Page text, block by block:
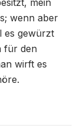
mein
wenn aber
es gewürzt
für den
wirft es